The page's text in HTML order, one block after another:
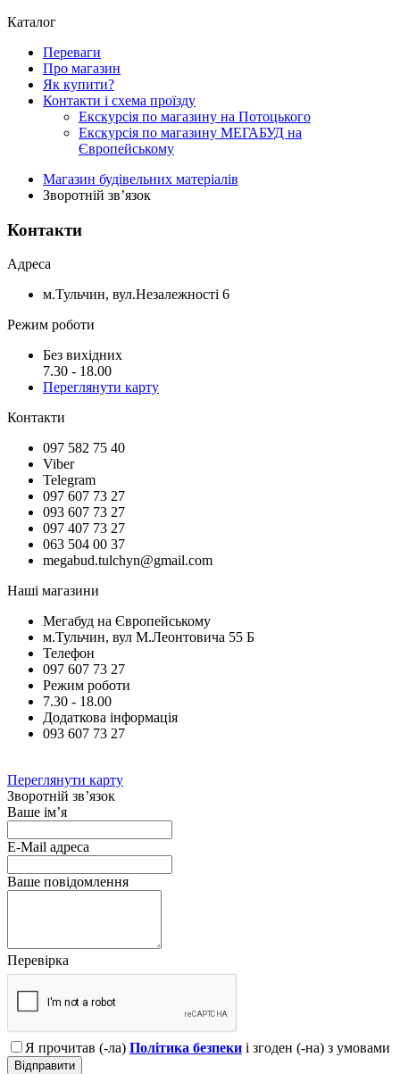
Каталог
Переваги
Про магазин
Як купити?
Контакти і схема проїзду
Екскурсія по магазину на Потоцького
Екскурсія по магазину МЕГАБУД на
Європейському
Магазин будівельних матеріалів
Зворотній зв’язок
Контакти
Адреса
м.Тульчин, вул.Незалежності 6
Режим роботи
Без вихідних
7.30 - 18.00
Переглянути карту
Контакти
097 582 75 40
Viber
Telegram
097 607 73 27
093 607 73 27
097 407 73 27
063 504 00 37
megabud.tulchyn@gmail.com
Наші магазини
Мегабуд на Європейському
м.Тульчин, вул М.Леонтовича 55 Б
Телефон
097 607 73 27
Режим роботи
7.30 - 18.00
Додаткова інформація
093 607 73 27
Переглянути карту
Зворотній зв’язок
Ваше ім’я
E-Mail адреса
Ваше повідомлення
Перевірка
Я прочитав (-ла) Політика безпеки і згоден (-на) з умовами
Відправити